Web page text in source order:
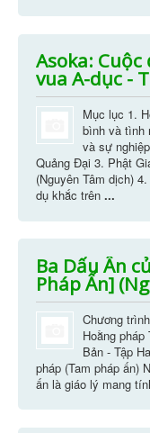
Asoka:
vua A-dục -
Mục lục 1.
bình và tình
và sự
Quảng Đại 3. Phật
(Nguyên Tâm dịch)
dụ khắc trên ...
Ba Dấu Ấn
Pháp Ấn]
Chương
Hoằng
Bản - Tập
pháp (Tam pháp ấn)
ấn là giáo lý mang